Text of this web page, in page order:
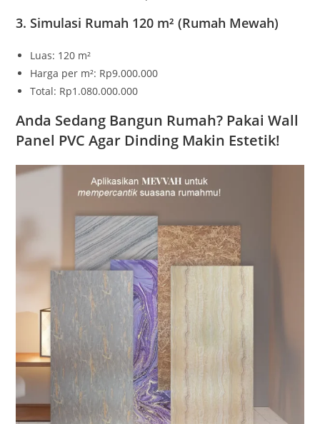
3. Simulasi Rumah 120 m² (Rumah Mewah)
Luas: 120 m²
Harga per m²: Rp9.000.000
Total: Rp1.080.000.000
Anda Sedang Bangun Rumah? Pakai Wall
Panel PVC Agar Dinding Makin Estetik!